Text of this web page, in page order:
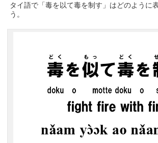
タイ語で「毒を以て毒を制す」はどのように
う。